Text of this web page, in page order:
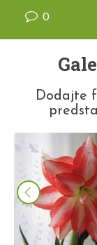
0
Dodajte